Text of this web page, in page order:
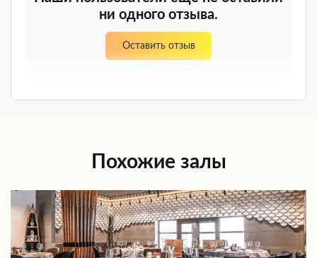
ни одного отзыва.
Оставить отзыв
Похожие залы